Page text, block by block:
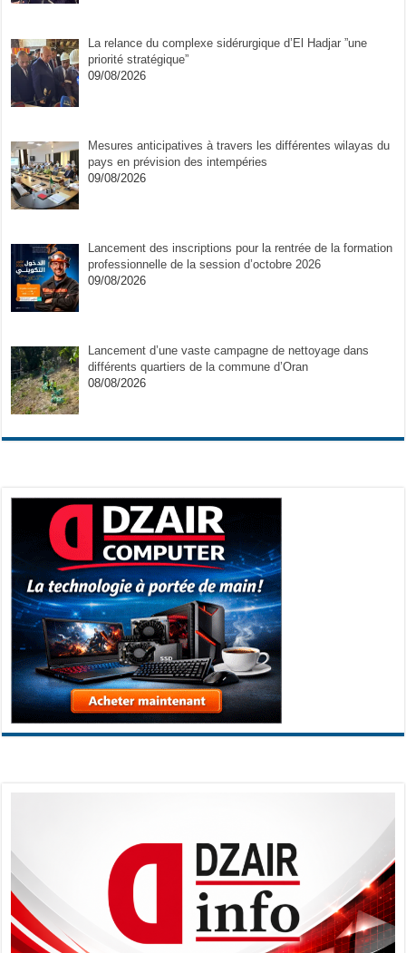
La relance du complexe sidérurgique d’El Hadjar ”une
priorité stratégique”
09/08/2026
Mesures anticipatives à travers les différentes wilayas du
pays en prévision des intempéries
09/08/2026
Lancement des inscriptions pour la rentrée de la formation
professionnelle de la session d’octobre 2026
09/08/2026
Lancement d’une vaste campagne de nettoyage dans
différents quartiers de la commune d’Oran
08/08/2026